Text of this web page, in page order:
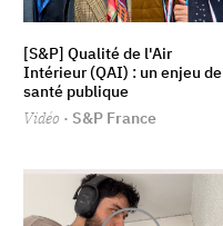
[S&P] Qualité de l'Air
Intérieur (QAI) : un enjeu de
santé publique
Vidéo · S&P France